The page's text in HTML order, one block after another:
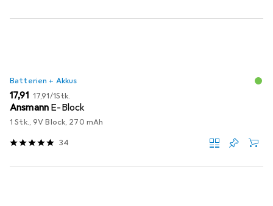
Batterien + Akkus
EUR
17,91 EUR
17,91/1Stk.
Ansmann E-Block
1 Stk., 9V Block, 270 mAh
34